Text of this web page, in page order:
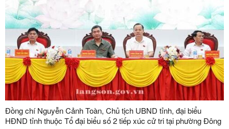
Đồng chí Nguyễn Cảnh Toàn, Chủ tịch UBND tỉnh, đại biểu
HĐND tỉnh thuộc Tổ đại biểu số 2 tiếp xúc cử tri tại phường Đông